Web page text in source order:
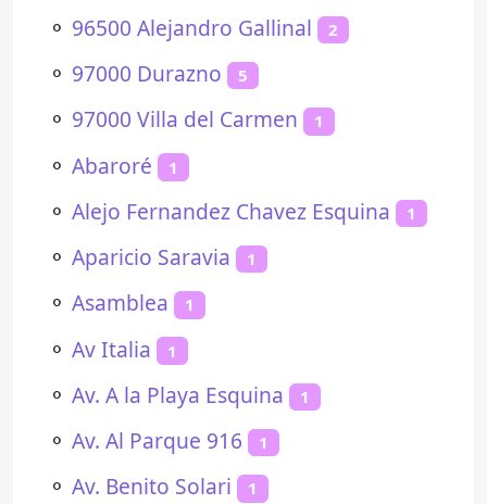
⚬ 96500 Alejandro Gallinal 2
⚬ 97000 Durazno 5
⚬ 97000 Villa del Carmen 1
⚬ Abaroré 1
⚬ Alejo Fernandez Chavez Esquina 1
⚬ Aparicio Saravia 1
⚬ Asamblea 1
⚬ Av Italia 1
⚬ Av. A la Playa Esquina 1
⚬ Av. Al Parque 916 1
⚬ Av. Benito Solari 1